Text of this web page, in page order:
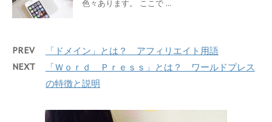
色々あります。 ここで ...
PREV 「ドメイン」とは？ アフィリエイト用語
NEXT
「Ｗｏｒｄ Ｐｒｅｓｓ」とは？ ワールドプレス
の特徴と説明